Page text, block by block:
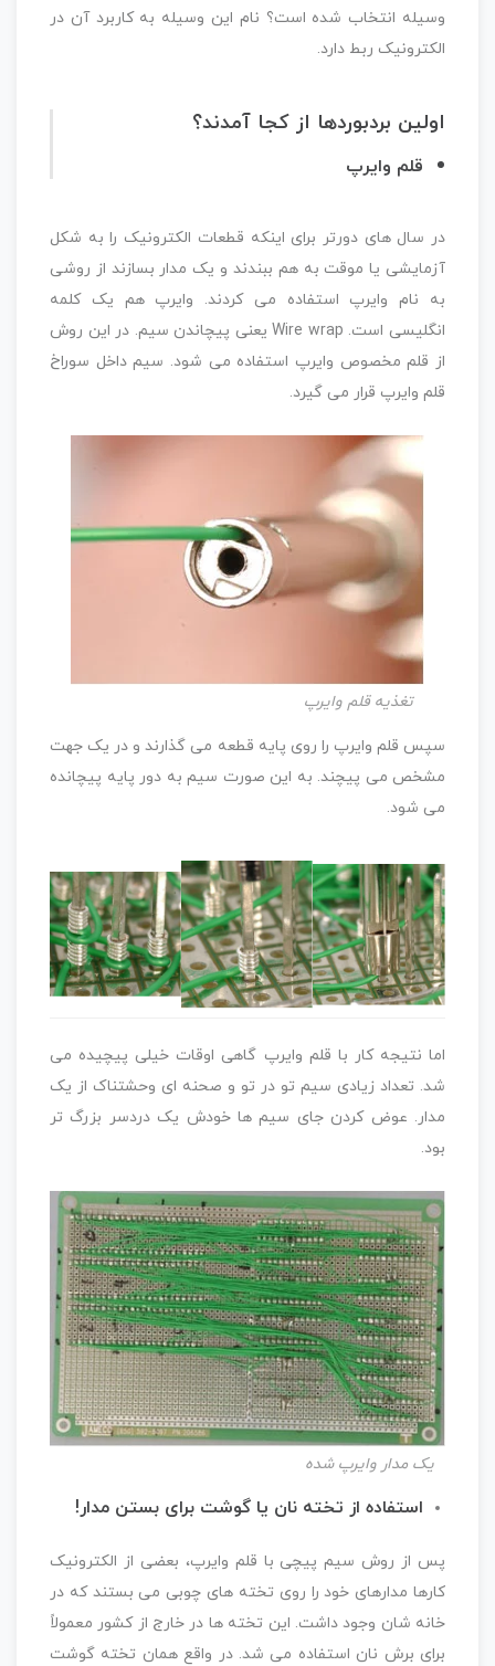
وسیله انتخاب شده است؟ نام این وسیله به کاربرد آن در
الکترونیک ربط دارد.
اولین بردبوردها از کجا آمدند؟
قلم وایرپ
در سال های دورتر برای اینکه قطعات الکترونیک را به شکل
آزمایشی یا موقت به هم ببندند و یک مدار بسازند از روشی
به نام وایرپ استفاده می کردند. وایرپ هم یک کلمه
انگلیسی است. Wire wrap یعنی پیچاندن سیم. در این روش
از قلم مخصوص وایرپ استفاده می شود. سیم داخل سوراخ
قلم وایرپ قرار می گیرد.
تغذیه قلم وایرپ
سپس قلم وایرپ را روی پایه قطعه می گذارند و در یک جهت
مشخص می پیچند. به این صورت سیم به دور پایه پیچانده
می شود.
اما نتیجه کار با قلم وایرپ گاهی اوقات خیلی پیچیده می
شد. تعداد زیادی سیم تو در تو و صحنه ای وحشتناک از یک
مدار. عوض کردن جای سیم ها خودش یک دردسر بزرگ تر
بود.
یک مدار وایرپ شده
استفاده از تخته نان یا گوشت برای بستن مدار!
پس از روش سیم پیچی با قلم وایرپ، بعضی از الکترونیک
کارها مدارهای خود را روی تخته های چوبی می بستند که در
خانه شان وجود داشت. این تخته ها در خارج از کشور معمولاً
برای برش نان استفاده می شد. در واقع همان تخته گوشت